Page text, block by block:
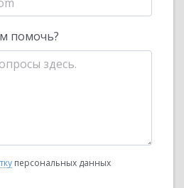
помочь?
персональных данных